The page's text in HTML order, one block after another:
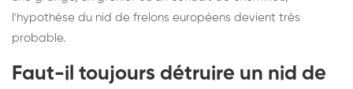
l'hypothèse du nid de frelons européens devient très
probable.
Faut-il toujours détruire un nid de